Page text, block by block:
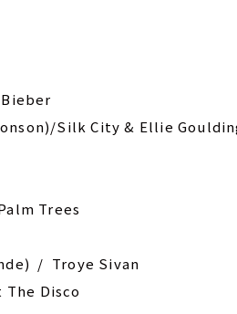
Silk City & Ellie
Trees
/ Troye Sivan
Disco